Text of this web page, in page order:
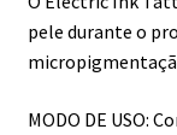
pele durante o
MODO DE USO: